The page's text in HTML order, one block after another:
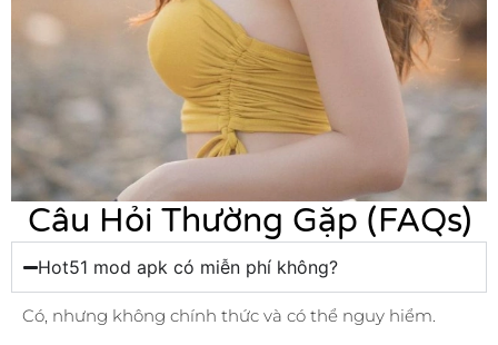
Câu Hỏi Thường Gặp (FAQs)
Hot51 mod apk có miễn phí không?
Có, nhưng không chính thức và có thể nguy hiểm.